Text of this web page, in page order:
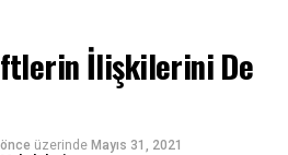
İlişkilerini De
üzerinde Mayıs 31, 2021